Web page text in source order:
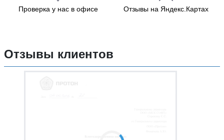
Проверка у нас в офисе Отзывы на Яндекс.Картах
Отзывы клиентов